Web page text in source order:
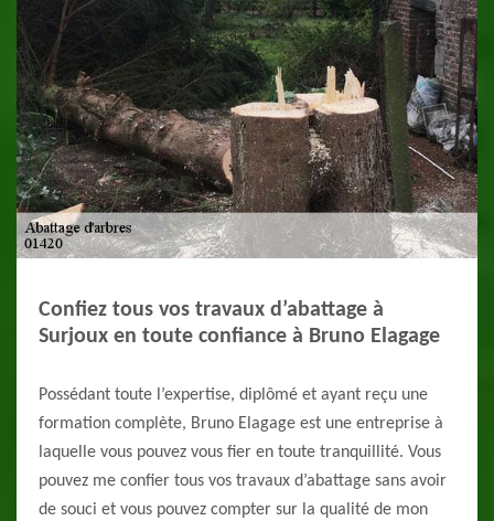
Confiez tous vos travaux d’abattage à
Surjoux en toute confiance à Bruno Elagage
Possédant toute l’expertise, diplômé et ayant reçu une
formation complète, Bruno Elagage est une entreprise à
laquelle vous pouvez vous fier en toute tranquillité. Vous
pouvez me confier tous vos travaux d’abattage sans avoir
de souci et vous pouvez compter sur la qualité de mon